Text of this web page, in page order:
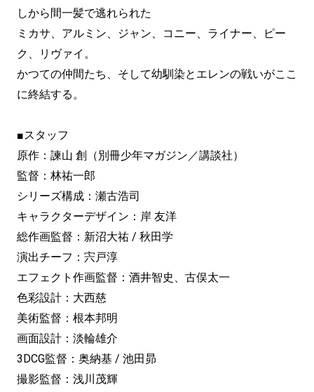
しから間一髪で逃れられた
ミカサ、アルミン、ジャン、コニー、ライナー、ピー
ク、リヴァイ。
かつての仲間たち、そして幼馴染とエレンの戦いがここ
に終結する。
■スタッフ
原作：諫山 創（別冊少年マガジン／講談社）
監督：林祐一郎
シリーズ構成：瀬古浩司
キャラクターデザイン：岸 友洋
総作画監督：新沼大祐 / 秋田学
演出チーフ：宍戸淳
エフェクト作画監督：酒井智史、古俣太一
色彩設計：大西慈
美術監督：根本邦明
画面設計：淡輪雄介
3DCG監督：奥納基 / 池田昴
撮影監督：浅川茂輝